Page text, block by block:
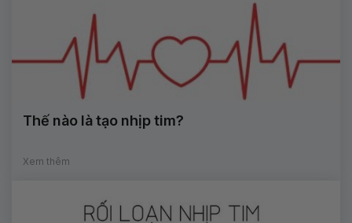
Thế nào là tạo nhịp tim?
Xem thêm